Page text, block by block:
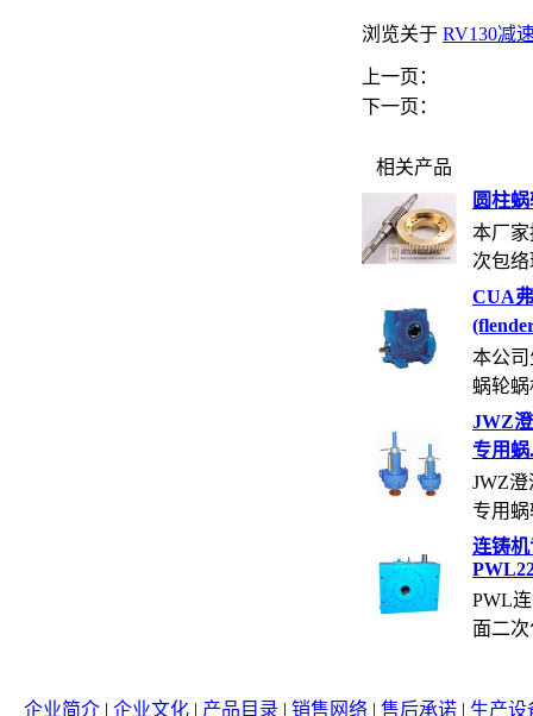
浏览关于 RV130减
上一页：
下一页：
相关产品
圆柱
本厂
次包
CUA
本公
蜗轮
JWZ
专用蜗
JWZ
专用蜗
连铸
PWL
面二
企业简介 | 企业文化 | 产品目录 | 销售网络 | 售后承诺 | 生产设